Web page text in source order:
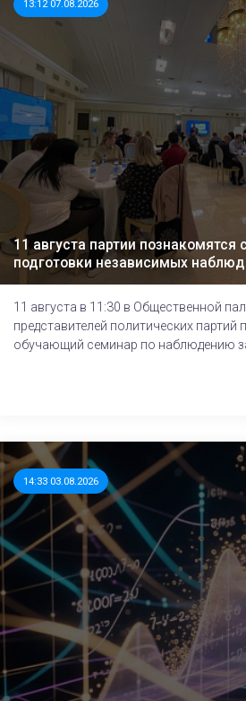
13:12 07.08.2026
11 августа партии
подготовки независимых
11 августа в 11:30 в Общественной
представителей политических партий
обучающий семинар по наблюдению
14:33 03.08.2026